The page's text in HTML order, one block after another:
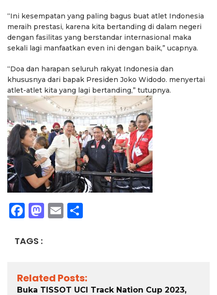
“Ini kesempatan yang paling bagus buat atlet Indonesia
meraih prestasi, karena kita bertanding di dalam negeri
dengan fasilitas yang berstandar internasional maka
sekali lagi manfaatkan even ini dengan baik,” ucapnya.
“Doa dan harapan seluruh rakyat Indonesia dan
khususnya dari bapak Presiden Joko Widodo. menyertai
atlet-atlet kita yang lagi bertanding,” tutupnya.
Facebook
Mastodon
Email
TAGS :
Related Posts:
Buka TISSOT UCI Track Nation Cup 2023,